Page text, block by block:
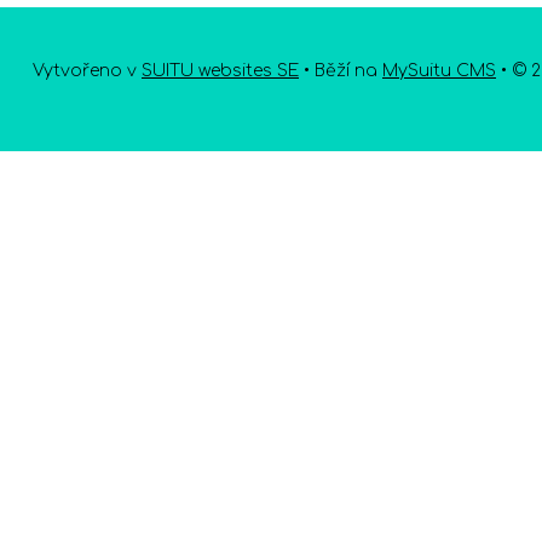
Vytvořeno v SUITU websites SE • Běží na MySuitu CMS • ©